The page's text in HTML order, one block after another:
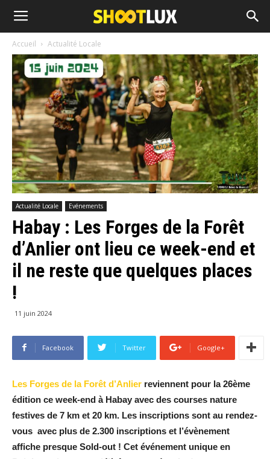
Accueil Actualité Locale
Actualité Locale Evénements
Habay : Les Forges de la Forêt
d’Anlier ont lieu ce week-end et
il ne reste que quelques places
!
11 juin 2024
Facebook Twitter Google+
Les Forges de la Forêt d’Anlier reviennent pour la 26ème
édition ce week-end à Habay avec des courses nature
festives de 7 km et 20 km. Les inscriptions sont au rendez-
vous avec plus de 2.300 inscriptions et l’évènement
affiche presque Sold-out ! Cet événement unique en